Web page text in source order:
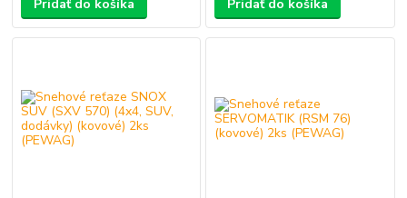
Pridať do košíka Pridať do košíka